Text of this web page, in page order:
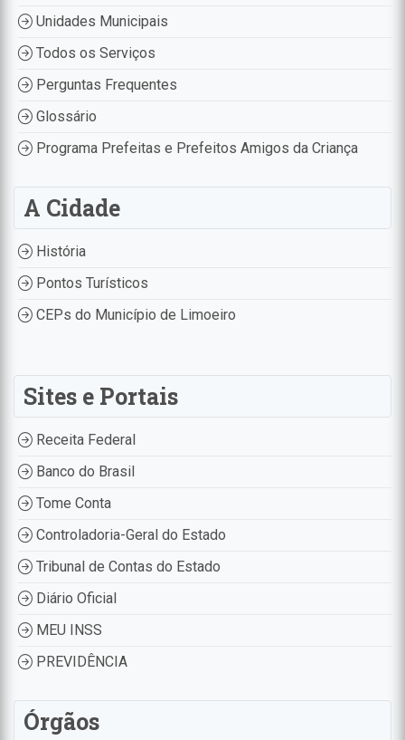
Unidades Municipais
Todos os Serviços
Perguntas Frequentes
Glossário
Programa Prefeitas e Prefeitos Amigos da Criança
A Cidade
História
Pontos Turísticos
CEPs do Município de Limoeiro
Sites e Portais
Receita Federal
Banco do Brasil
Tome Conta
Controladoria-Geral do Estado
Tribunal de Contas do Estado
Diário Oficial
MEU INSS
PREVIDÊNCIA
Órgãos